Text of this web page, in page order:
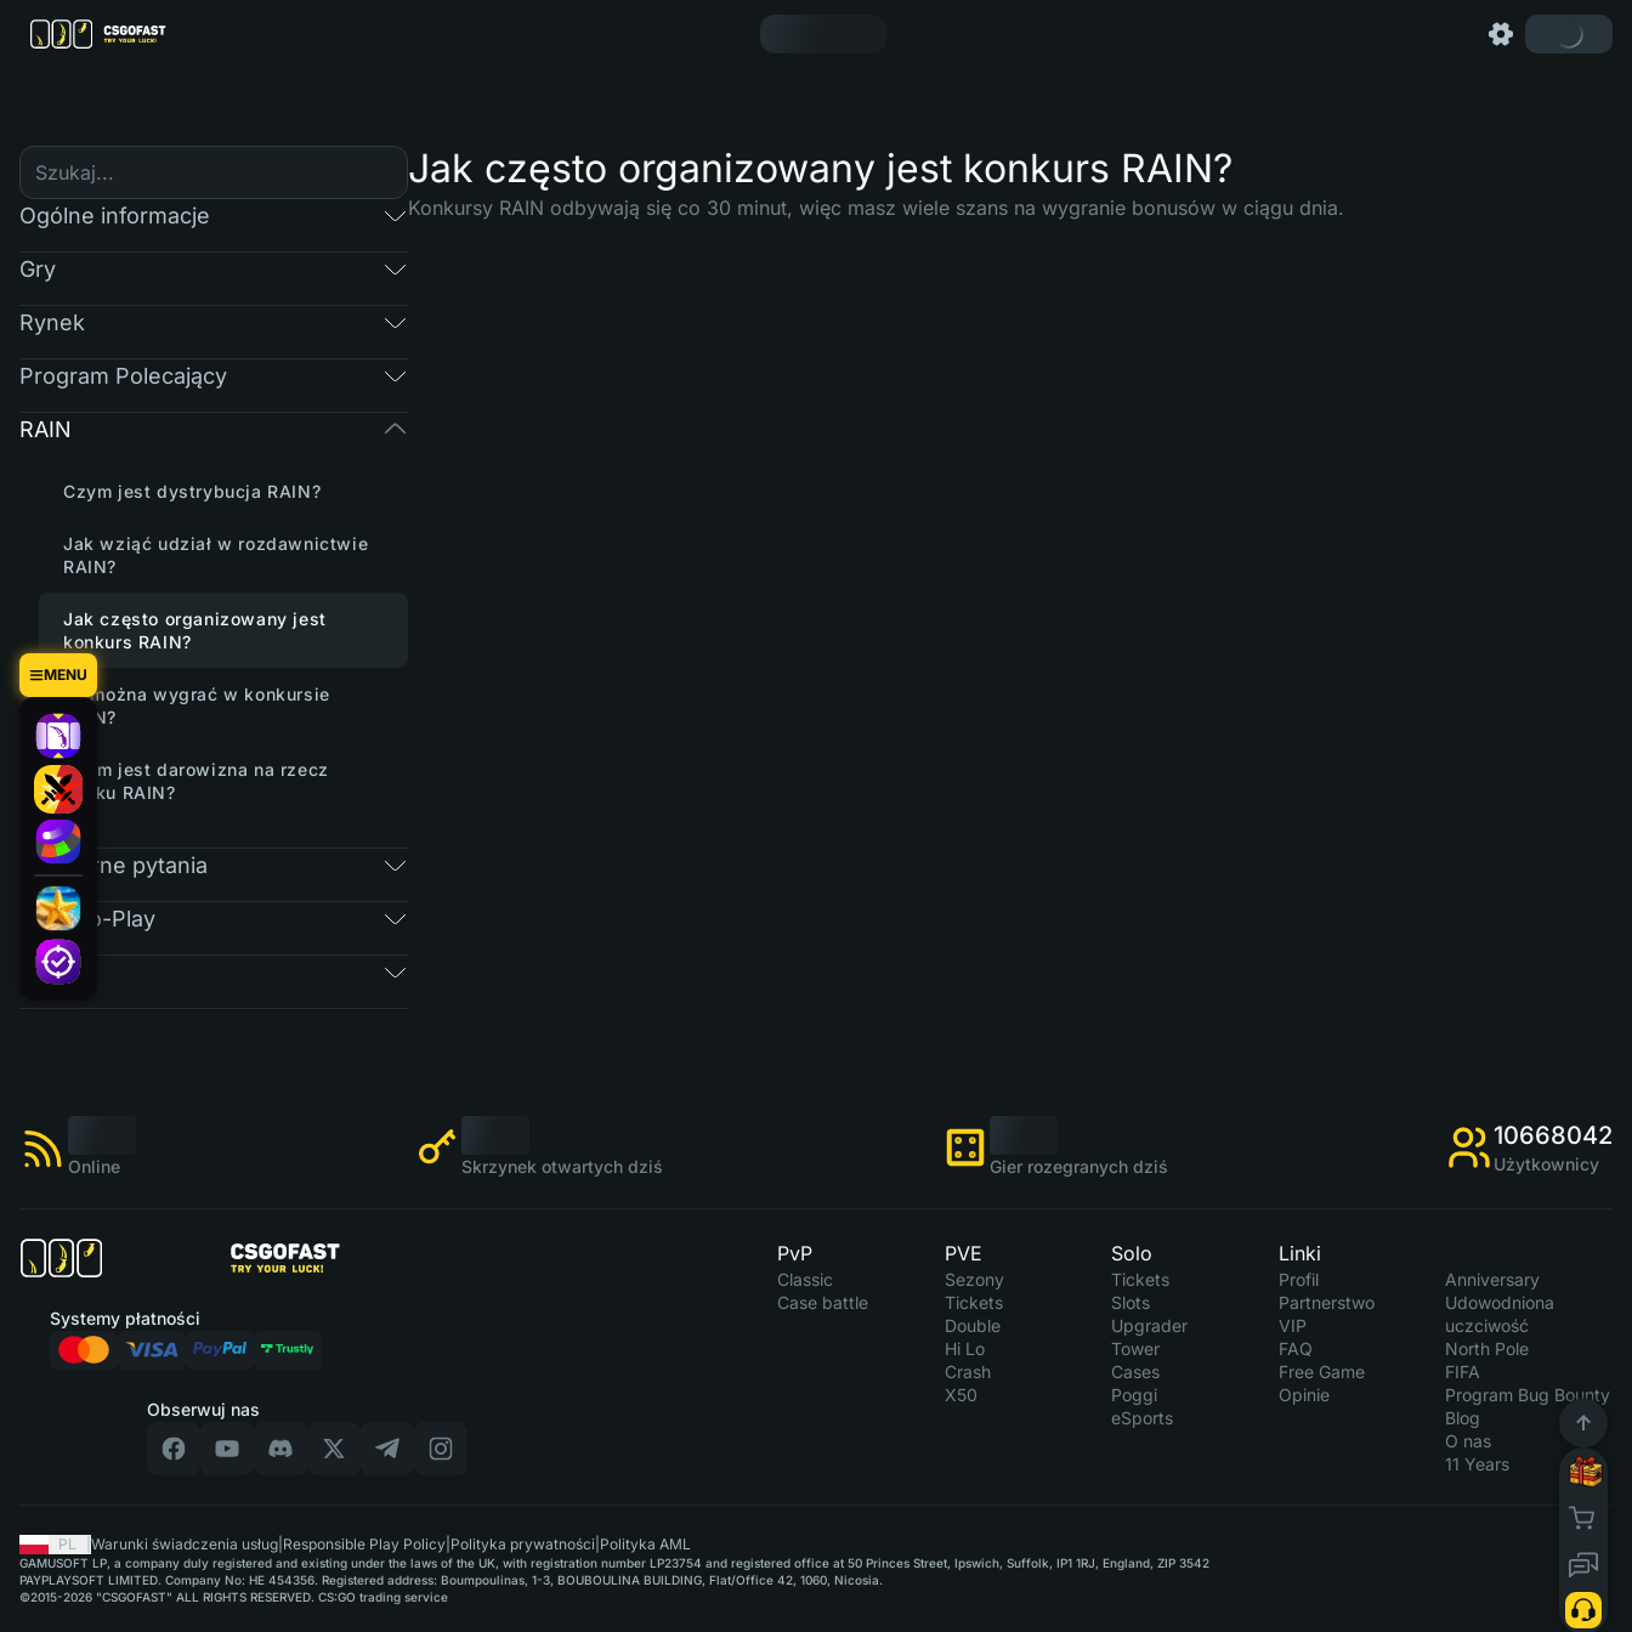
MENU
Ogólne informacje
Gry
Rynek
Program Polecający
RAIN
Czym jest dystrybucja RAIN?
Jak wziąć udział w rozdawnictwie
RAIN?
Jak często organizowany jest
konkurs RAIN?
Ile można wygrać w konkursie
RAIN?
Czym jest darowizna na rzecz
banku RAIN?
Regularne pytania
Free-To-Play
Bilety
Jak często organizowany jest konkurs RAIN?
Konkursy RAIN odbywają się co 30 minut, więc masz wiele szans na wygranie bonusów w ciągu dnia.
Online Skrzynek otwartych dziś Gier rozegranych dziś
10668042
Użytkownicy
Obserwuj nas
Systemy płatności
PvP
Classic
Case battle
PVE
Sezony
Tickets
Double
Hi Lo
Crash
X50
Solo
Tickets
Slots
Upgrader
Tower
Cases
Poggi
eSports
Linki
Profil
Partnerstwo
VIP
FAQ
Free Game
Opinie
Anniversary
Udowodniona
uczciwość
North Pole
FIFA
Program Bug Bounty
Blog
O nas
11 Years
PL Warunki świadczenia usług Responsible Play Policy Polityka prywatności Polityka AML
GAMUSOFT LP, a company duly registered and existing under the laws of the UK, with registration number LP23754 and registered office at 50 Princes Street, Ipswich, Suffolk, IP1 1RJ, England, ZIP 3542
PAYPLAYSOFT LIMITED. Company No: HE 454356. Registered address: Boumpoulinas, 1-3, BOUBOULINA BUILDING, Flat/Office 42, 1060, Nicosia.
©2015-2026 "CSGOFAST" ALL RIGHTS RESERVED. CS:GO trading service